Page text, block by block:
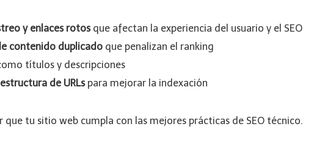
y enlaces rotosque afectan la experiencia del usuario y el SEO
contenido duplicado que penalizan el ranking
títulos y descripciones
de URLspara mejorar la indexación
que tu sitio web cumpla con las mejores prácticas de SEO técnico.